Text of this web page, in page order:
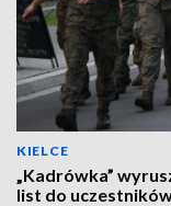
KIELCE
„Kadrówka”
list do